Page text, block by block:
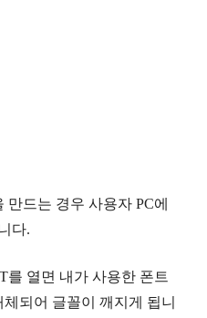
만드는 경우 사용자 PC에
다.
를 열면 내가 사용한 폰트
되어 글꼴이 깨지게 됩니